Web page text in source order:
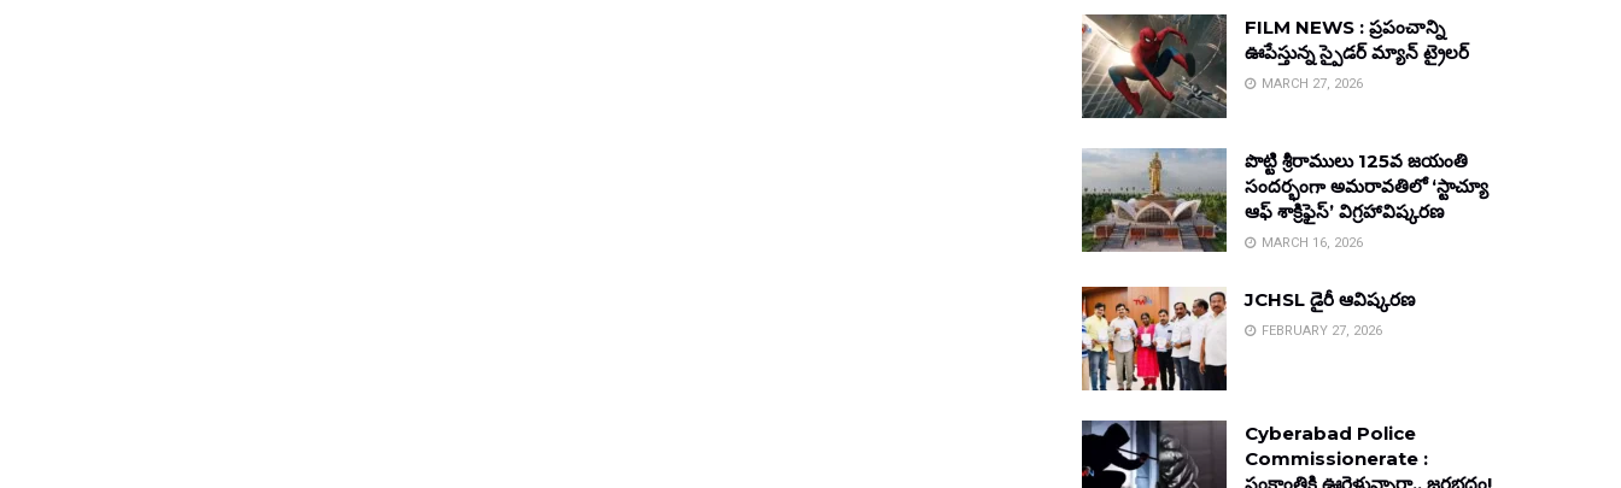
FILM NEWS : ప్రపంచాన్ని
ఊపేస్తున్న స్పైడర్ మ్యాన్ ట్రైలర్
MARCH 27, 2026
పొట్టి శ్రీరాములు 125వ జయంతి
సందర్భంగా అమరావతిలో ‘స్టాచ్యూ
ఆఫ్ శాక్రిఫైస్’ విగ్రహావిష్కరణ
MARCH 16, 2026
JCHSL డైరీ ఆవిష్కరణ
FEBRUARY 27, 2026
Cyberabad Police
Commissionerate :